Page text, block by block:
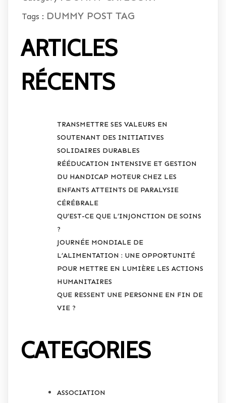
Tags : DUMMY POST TAG
ARTICLES
RÉCENTS
TRANSMETTRE SES VALEURS EN
SOUTENANT DES INITIATIVES
SOLIDAIRES DURABLES
RÉÉDUCATION INTENSIVE ET GESTION
DU HANDICAP MOTEUR CHEZ LES
ENFANTS ATTEINTS DE PARALYSIE
CÉRÉBRALE
QU’EST-CE QUE L’INJONCTION DE SOINS
?
JOURNÉE MONDIALE DE
L’ALIMENTATION : UNE OPPORTUNITÉ
POUR METTRE EN LUMIÈRE LES ACTIONS
HUMANITAIRES
QUE RESSENT UNE PERSONNE EN FIN DE
VIE ?
CATEGORIES
ASSOCIATION